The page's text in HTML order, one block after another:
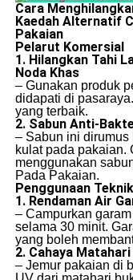
Cara
Kaedah Alternatif
Pakaian
Pelarut Komersial
1. Hilangkan Tahi
Noda Khas
– Gunakan produk
didapati di
yang terbaik.
2. Sabun Anti-
– Sabun ini dirumus
kulat pada pakaian.
menggunakan
Pada Pakaian.
Penggunaan
1. Rendaman Air
– Campurkan
selama 30 minit.
yang boleh
2. Cahaya Matahari
– Jemur pakaian di